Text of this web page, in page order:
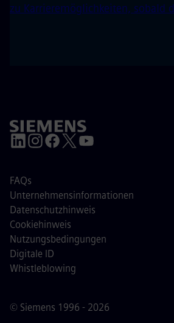
zu Karrieremöglichkeiten, sobald
© Siemens 1996 - 2026
FAQs
Unternehmensinformationen
Datenschutzhinweis
Cookiehinweis
Nutzungsbedingungen
Digitale ID
Whistleblowing